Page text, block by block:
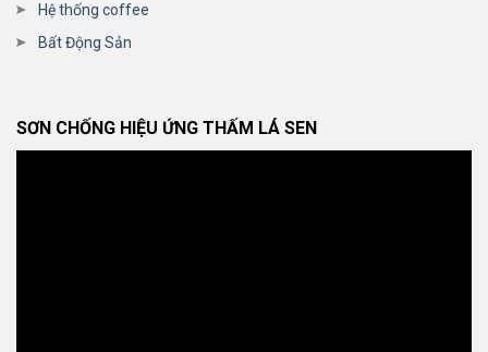
Hệ thống coffee
Bất Động Sản
SƠN CHỐNG HIỆU ỨNG THẤM LÁ SEN